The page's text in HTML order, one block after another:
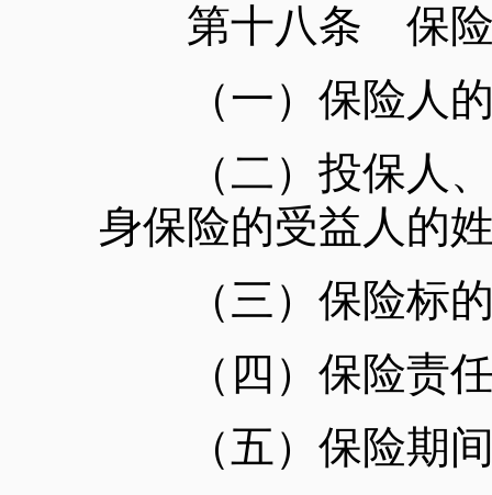
第十八条 保险
（一）保险人的
（二）投保人、
身保险的受益人的
（三）保险标
（四）保险责任
（五）保险期间